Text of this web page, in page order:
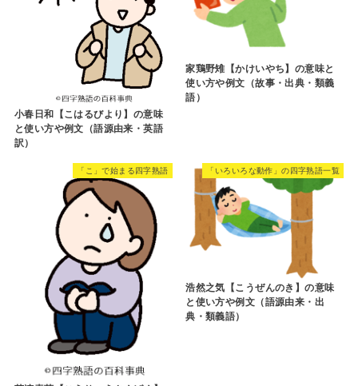
小春日和【こはるびより】の意味
と使い方や例文（語源由来・英語
訳）
家鶏野雉【かけいやち】の意味と
使い方や例文（故事・出典・類義
語）
「こ」で始まる四字熟語 「いろいろな動作」の四字熟語一覧
浩然之気【こうぜんのき】の意味
と使い方や例文（語源由来・出
典・類義語）